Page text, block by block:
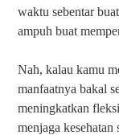
waktu sebentar
ampuh buat
Nah, kalau kamu
manfaatnya bakal
meningkatkan
menjaga